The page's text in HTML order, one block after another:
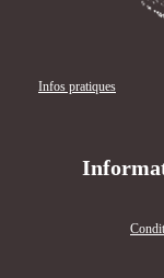
Infos pratiques